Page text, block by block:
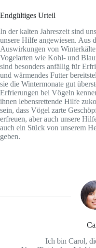
Endgültiges Urteil
In der kalten Jahreszeit sind
unsere Hilfe angewiesen. Aus
Auswirkungen von
Vogelarten wie Kohl- und
sind besonders anfällig für
und wärmendes Futter
sie die Wintermonate gut
Erfrierungen bei Vögeln
ihnen lebensrettende Hilfe
sein, dass Vögel zarte
erfreuen, aber auch unsere
auch ein Stück von unserem
geben.
Ich bin Carol,